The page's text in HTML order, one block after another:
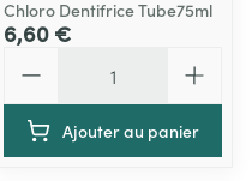
Chloro Dentifrice Tube75ml
6,60 €
Ajouter au panier